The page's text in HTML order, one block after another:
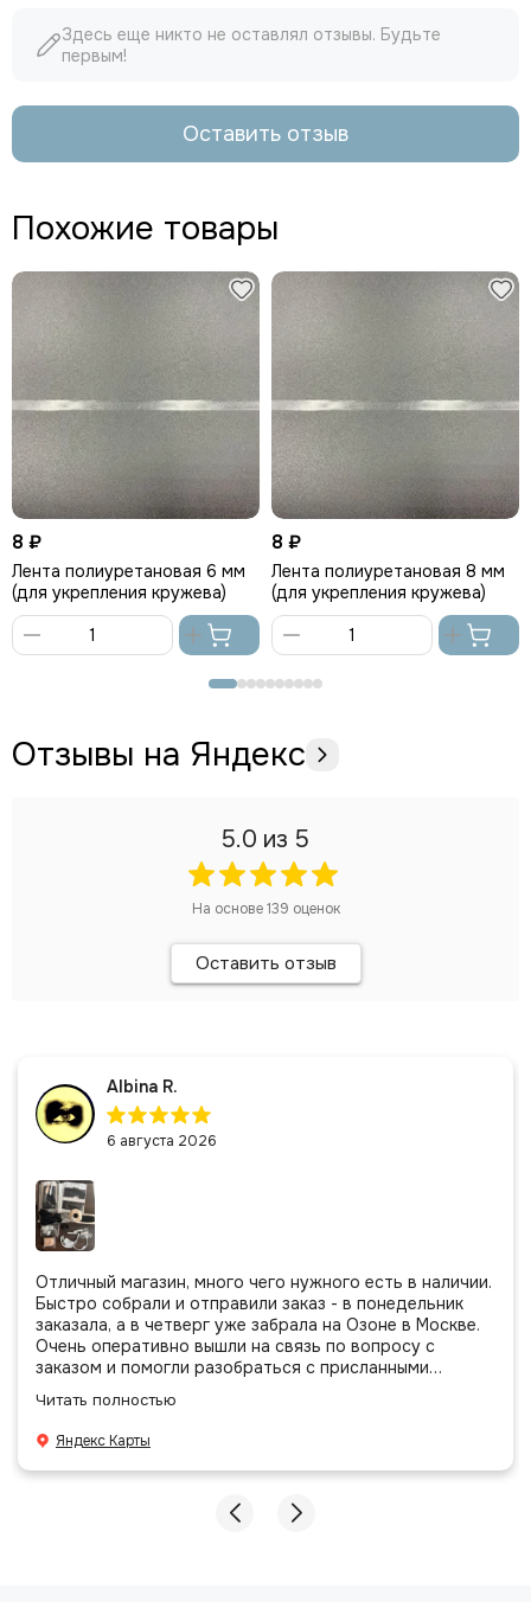
Здесь еще никто не оставлял отзывы. Будьте
первым!
Оставить отзыв
Похожие товары
8 ₽
Лента полиуретановая 6 мм
(для укрепления кружева)
корзину
8 ₽
Лента полиуретановая 8 мм
(для укрепления кружева)
Отзывы на Яндекс
5.0 из 5
На основе139 оценок
Оставить отзыв
Albina R.
6 августа 2026
Отличный магазин, много чего нужного есть в наличии.
Быстро собрали и отправили заказ - в понедельник
заказала, а в четверг уже забрала на Озоне в Москве.
Очень оперативно вышли на связь по вопросу с
заказом и помогли разобраться с присланными
даже есть подарочек, очень приятно. Спасибо
большое команде!
Читать полностью
Яндекс Карты